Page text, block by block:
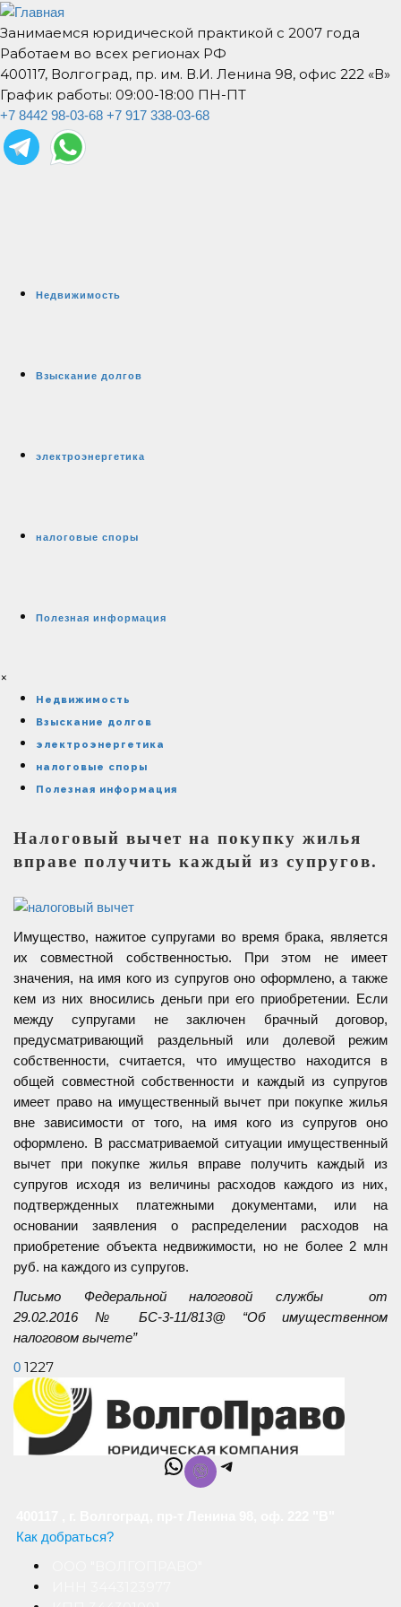
Занимаемся юридической практикой с 2007 года
Работаем во всех регионах РФ
400117, Волгоград, пр. им. В.И. Ленина 98, офис 222 «В»
График работы: 09:00-18:00 ПН-ПТ
+7 8442 98-03-68 +7 917 338-03-68
Недвижимость
Взыскание долгов
электроэнергетика
налоговые споры
Полезная информация
×
Недвижимость
Взыскание долгов
электроэнергетика
налоговые споры
Полезная информация
Налоговый вычет на покупку жилья
вправе получить каждый из супругов.
Имущество, нажитое супругами во время брака, является
их совместной собственностью. При этом не имеет
значения, на имя кого из супругов оно оформлено, а также
кем из них вносились деньги при его приобретении. Если
между супругами не заключен брачный договор,
предусматривающий раздельный или долевой режим
собственности, считается, что имущество находится в
общей совместной собственности и каждый из супругов
имеет право на имущественный вычет при покупке жилья
вне зависимости от того, на имя кого из супругов оно
оформлено. В рассматриваемой ситуации имущественный
вычет при покупке жилья вправе получить каждый из
супругов исходя из величины расходов каждого из них,
подтвержденных платежными документами, или на
основании заявления о распределении расходов на
приобретение объекта недвижимости, но не более 2 млн
руб. на каждого из супругов.
Письмо Федеральной налоговой службы от
29.02.2016 № БС-3-11/813@ “Об имущественном
налоговом вычете”
0 1227
WhatsAppTelegram
Как добраться?